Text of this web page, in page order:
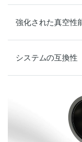
強化された真空性
システムの互換性